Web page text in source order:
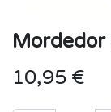
Mordedor
10,95 €